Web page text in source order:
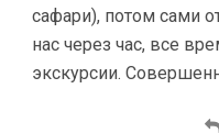
сафари), потом сами
нас через час, все
экскурсии.